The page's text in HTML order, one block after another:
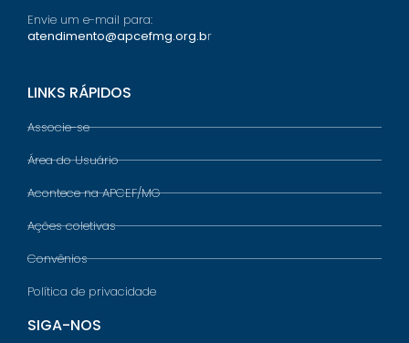
Envie um e-mail para:
atendimento@apcefmg.org.br
LINKS RÁPIDOS
Associe-se
Área do Usuário
Acontece na APCEF/MG
Ações coletivas
Convênios
Política de privacidade
SIGA-NOS